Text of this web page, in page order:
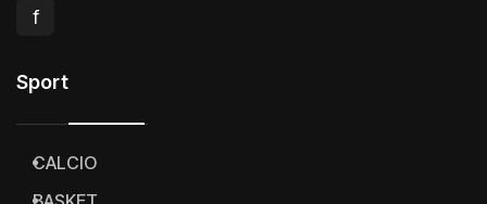
f
Sport
CALCIO